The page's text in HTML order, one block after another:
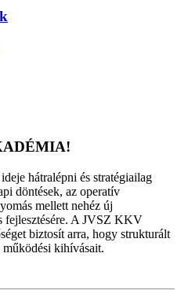
hátralépni és stratégiailag
döntések, az operatív
mellett nehéz új
fejlesztésére. A JVSZ KKV
biztosít arra, hogy strukturált
kihívásait.